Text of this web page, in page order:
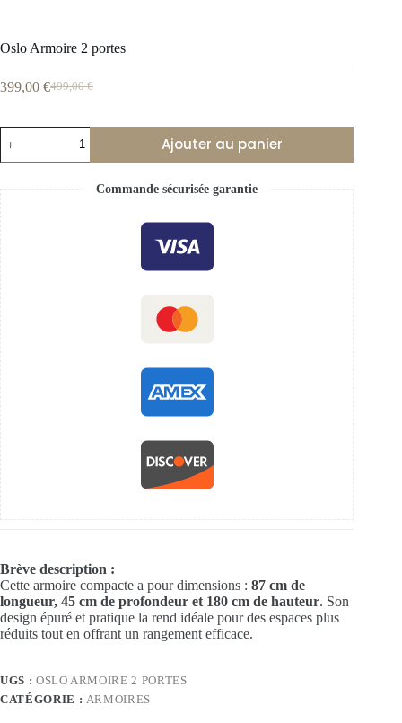
Oslo Armoire 2 portes
499,00€
399,00 €
Ajouter au panier
Commande sécurisée garantie
Brève description :
Cette armoire compacte a pour dimensions : 87 cm de
longueur, 45 cm de profondeur et 180 cm de hauteur. Son
design épuré et pratique la rend idéale pour des espaces plus
réduits tout en offrant un rangement efficace.
UGS : OSLO ARMOIRE 2 PORTES
CATÉGORIE : ARMOIRES